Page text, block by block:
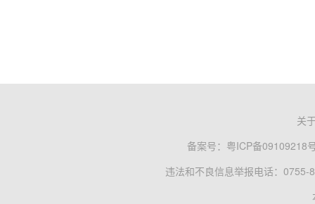
关
备案号： 粤ICP备09109218
违法和不良信息举报电话：0755-